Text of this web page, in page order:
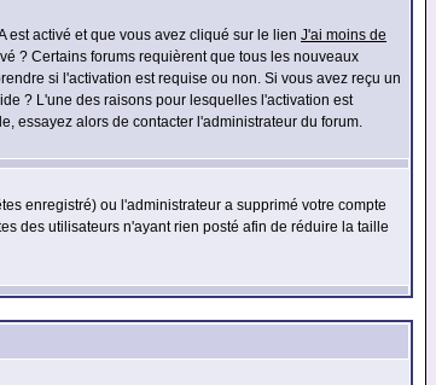
est activé et que vous avez cliqué sur le lien J'ai moins de
? Certains forums requièrent que tous les nouveaux
si l'activation est requise ou non. Si vous avez reçu un
? L'une des raisons pour lesquelles l'activation est
essayez alors de contacter l'administrateur du forum.
enregistré) ou l'administrateur a supprimé votre compte
des utilisateurs n'ayant rien posté afin de réduire la taille